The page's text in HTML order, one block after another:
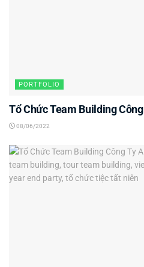
PORTFOLIO
Tổ Chức Team Building
08/06/2022